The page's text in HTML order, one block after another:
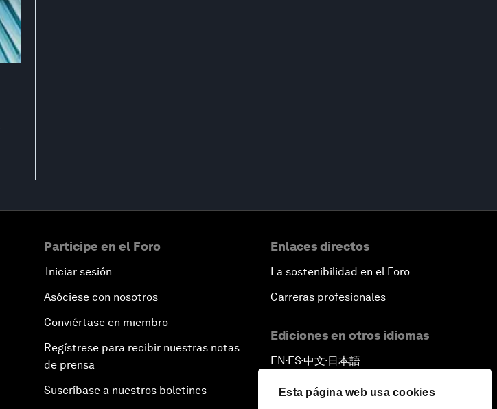
Esta página web usa cookies
Participe en el Foro
Iniciar sesión
Asóciese con nosotros
Conviértase en miembro
Regístrese para recibir nuestras notas
de prensa
Suscríbase a nuestros boletines
Enlaces directos
La sostenibilidad en el Foro
Carreras profesionales
Ediciones en otros idiomas
EN ▪ES▪中文▪ 日本語